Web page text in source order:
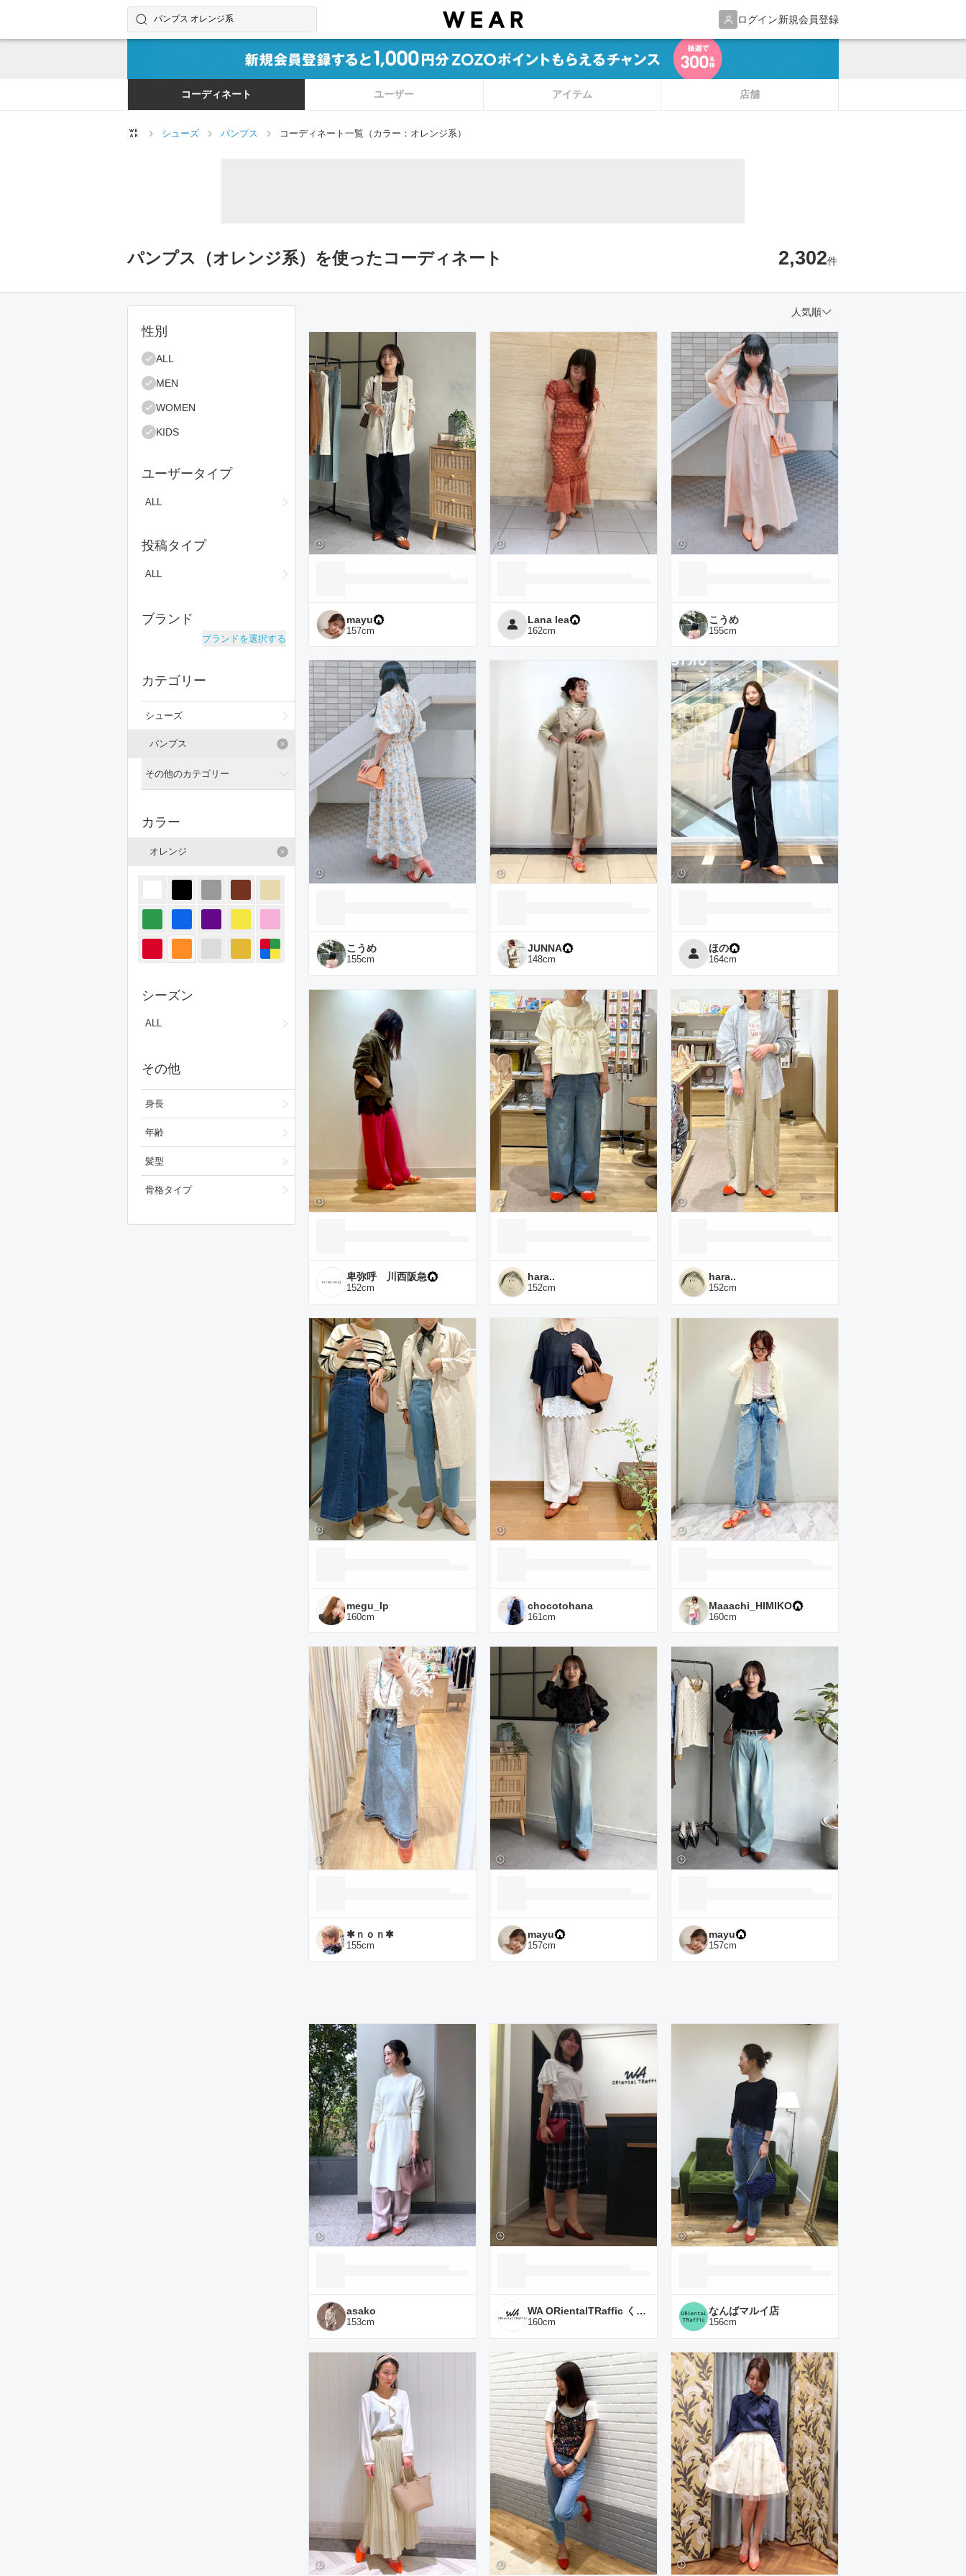
ログイン新規会員登録
コーディネートやユーザーを探す
検索する
コーディネート ユーザー アイテム 店舗
シューズ パンプス コーディネート一覧（カラー：オレンジ系）
パンプス（オレンジ系）を使ったコーディネート 2,302件
絞り込み条件
性別
ALL
MEN
WOMEN
KIDS
ユーザータイプ
ALL
投稿タイプ
ALL
ブランド
ブランドを選択する
カテゴリー
シューズ
パンプス
その他のカテゴリー
フォーマルスーツ/小物
バッグ
メイクアップ
ビューティーグッズ
ボディ・ヘアケア
フレグランス
カラー
オレンジ
シーズン
ALL
その他
身長
年齢
髪型
骨格タイプ
人気順
コーディネート一覧
mayu
157cm
Lana lea
162cm
こうめ
155cm
こうめ
155cm
JUNNA
148cm
ほの
164cm
卑弥呼 川西阪急
152cm
hara..
152cm
hara..
152cm
megu_lp
160cm
chocotohana
161 cm
Maaachi_HIMIKO
160cm
✱ｎｏｎ✱
155cm
mayu
157cm
mayu
157cm
asako
153cm
WA ORientalTRaffic くずはモール店
160cm
なんばマルイ店
156cm